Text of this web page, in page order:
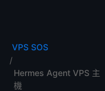
VPS SOS
Hermes Agent VPS 主
機